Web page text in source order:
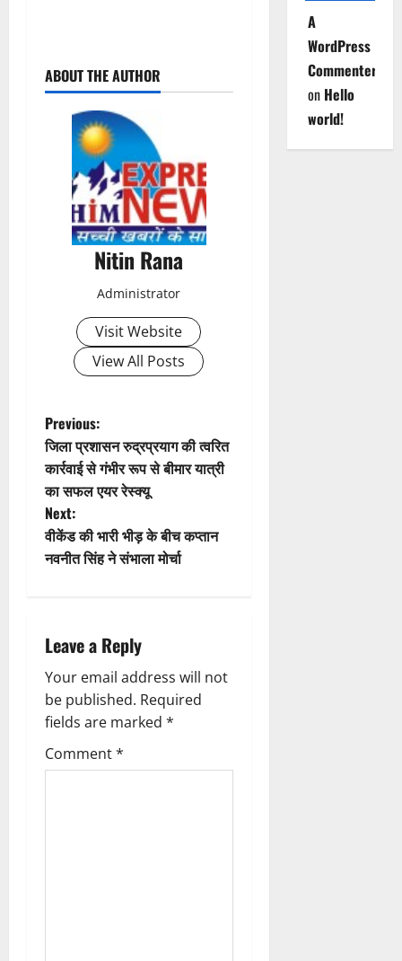
o
t
i
o
n
ABOUT THE AUTHOR
Nitin Rana
Administrator
Visit Website
View All Posts
P
o
s
t
v
i
g
a
Previous:
जिला प्रशासन रुद्रप्रयाग की त्वरित
कार्रवाई से गंभीर रूप से बीमार यात्री
का सफल एयर रेस्क्यू
Next:
वीकेंड की भारी भीड़ के बीच कप्तान
नवनीत सिंह ने संभाला मोर्चा
Leave a Reply
Your email address will not
be published. Required
fields are marked *
Comment*
A
WordPress
Commenter
on Hello
world!